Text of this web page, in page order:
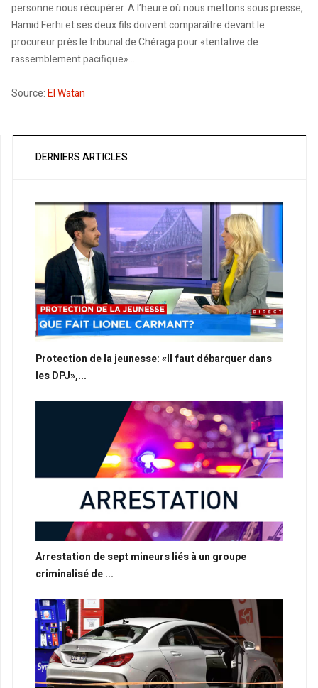
personne nous récupérer. A l’heure où nous mettons sous presse,
Hamid Ferhi et ses deux fils doivent comparaître devant le
procureur près le tribunal de Chéraga pour «tentative de
rassemblement pacifique»…
Source:El Watan
DERNIERS ARTICLES
Protection de la jeunesse: «Il faut débarquer dans
les DPJ»,...
Arrestation de sept mineurs liés à un groupe
criminalisé de ...